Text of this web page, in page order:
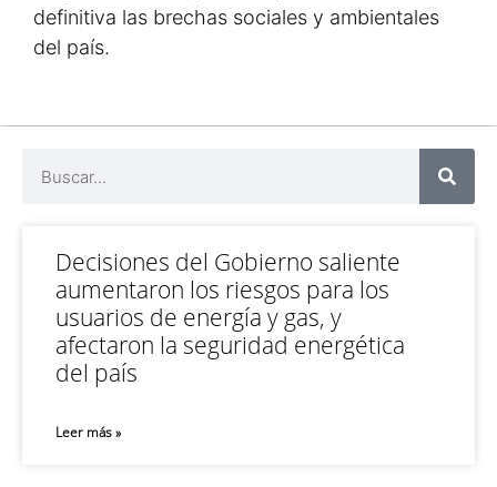
definitiva las brechas sociales y ambientales
del país.
Decisiones del Gobierno saliente
aumentaron los riesgos para los
usuarios de energía y gas, y
afectaron la seguridad energética
del país
Leer más »